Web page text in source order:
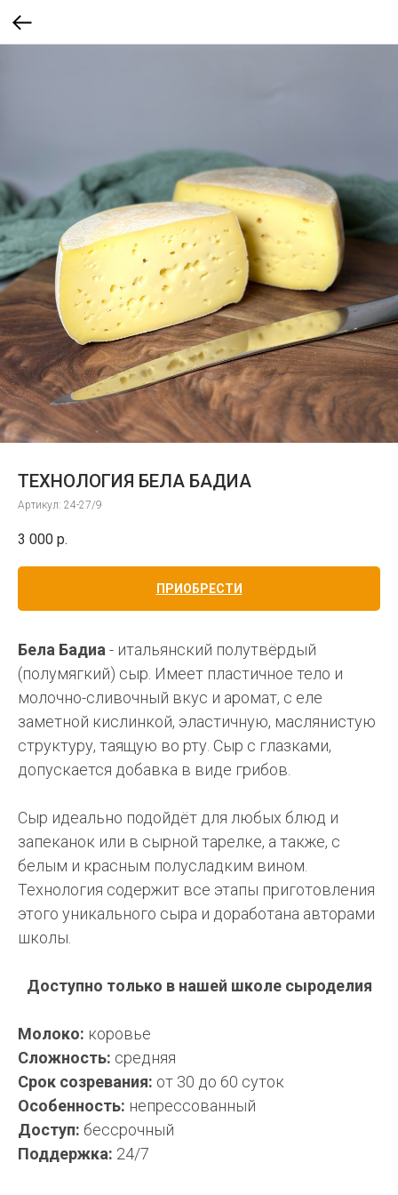
ТЕХНОЛОГИЯ БЕЛА БАДИА
Артикул: 24-27/9
3 000 р.
ПРИОБРЕСТИ
Бела Бадиа- итальянский полутвёрдый
(полумягкий) сыр. Имеет пластичное тело и
молочно-сливочный вкус и аромат, с еле
заметной кислинкой, эластичную, маслянистую
структуру, таящую во рту. Сыр с глазками,
допускается добавка в виде грибов.
Сыр идеально подойдёт для любых блюд и
запеканок или в сырной тарелке, а также, с
белым и красным полусладким вином.
Технология содержит все этапы приготовления
этого уникального сыра и доработана авторами
школы.
Доступно только в нашей школе сыроделия
Молоко: коровье
Сложность: средняя
Срок созревания: от 30 до 60 суток
Особенность: непрессованный
Доступ: бессрочный
Поддержка: 24/7